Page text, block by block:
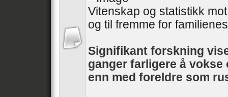
Vitenskap og statistikk
og til fremme for
Signifikant forskning
ganger farligere å vokse
enn med foreldre som